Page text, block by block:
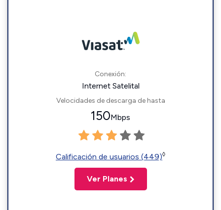
Conexión:
Internet Satelital
Velocidades de descarga de hasta
150Mbps
Calificación de usuarios (449)◊
Ver Planes